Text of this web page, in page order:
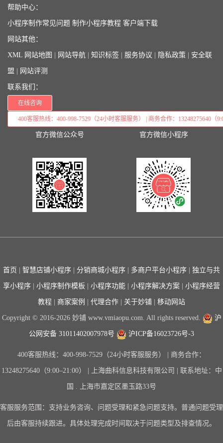
帮助中心：
小程序制作常见问题 制作小程序教程 客户端下载
网站其他：
XML 网站地图 网站导航 知识标签 服务协议 隐私政策 安全联
盟 网站评测
联系我们：
在线咨询
400客服热线：400-998-7529（24小时客服服务） | 商务合作：13248275640（
官方微信公众号 官方微信小程序
首页 智慧店铺小程序 分销商城小程序 多商户平台小程序 独立与共
享小程序 小程序制作模板 小程序功能 小程序解决方案 小程序经营
教程 商家案例 代理合作 关于妙铺 移动网站
Copyright © 2016-2026 妙铺 www.vmiaopu.com. All rights reserved. 沪
公网安备 31011402007978号 沪ICP备16023726号-3
400客服热线：400-998-7529（24小时客服服务） | 商务合作：
13248275640（9:00–21:00） | 上海曲科信息科技有限公司 | 联系地址：中
国 . 上海市嘉定区墨玉路33号
客服服务范围：支持业务咨询、问题受理和紧急问题支持。普通问题受理
后由客服持续跟进。具体处理完成时间取决于问题类型及排查情况。